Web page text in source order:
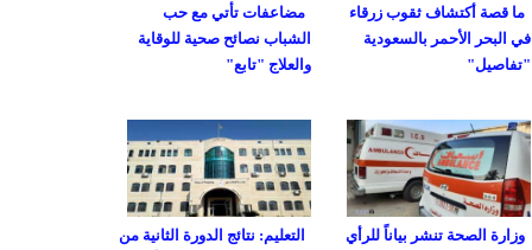
مضاعفات تأتي مع حب
الشباب نصائح صحية للوقاية
والعلاج "تابع"
ما قصة أكتشاف ثقوب زرقاء
في البحر الأحمر بالسعودية
"تفاصيل"
التعليم: نتائج الدورة الثانية من
وزارة الصحة تنشر بياناً للرأي